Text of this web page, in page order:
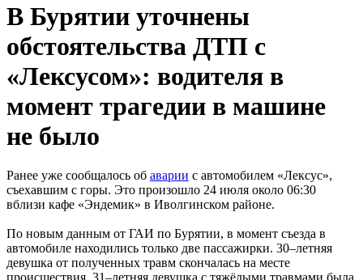
В Бурятии уточнены
обстоятельства ДТП с
«Лексусом»: водителя в
момент трагедии в машине
не было
Ранее уже сообщалось об аварии с автомобилем «Лексус»,
съехавшим с горы. Это произошло 24 июля около 06:30
вблизи кафе «Эндемик» в Иволгинском районе.
По новым данным от ГАИ по Бурятии, в момент съезда в
автомобиле находились только две пассажирки. 30–летняя
девушка от полученных травм скончалась на месте